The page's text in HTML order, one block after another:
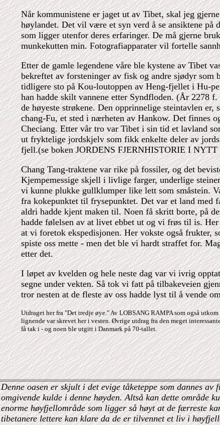
Når kommunistene er jaget ut av Tibet, skal jeg
høylandet. Det vil være et syn verd å se ansiktene på
som ligger utenfor deres erfaringer. De må gjerne
munkekutten min. Fotografiapparater vil fortelle
Etter de gamle legendene våre ble kystene av Tibet
bekreftet av forsteninger av fisk og andre sjødyr
tidligere sto på Kou-loutoppen av Heng-fjellet i Hu-
han hadde skilt vannene etter Syndfloden. (År 2278
de høyeste strøkene. Den opprinnelige steintavlen
chang-Fu, et sted i nærheten av Hankow. Det finnes
Checiang. Etter vår tro var Tibet i sin tid et lavland
ut fryktelige jordskjelv som fikk enkelte deler av
fjell.(se boken JORDENS FJERNHISTORIE I NYTT
Chang Tang-traktene var rike på fossiler, og det
Kjempemessige skjell i livlige farger, underlige
vi kunne plukke gullklumper like lett som småstein.
fra kokepunktet til frysepunktet. Det var et land med
aldri hadde kjent maken til. Noen få skritt borte, på
hadde følelsen av at livet ebbet ut og vi frøs til is.
at vi foretok ekspedisjonen. Her vokste også frukter,
spiste oss mette - men det ble vi hardt straffet for.
etter det.
I løpet av kvelden og hele neste dag var vi ivrig
segne under vekten. Så tok vi fatt på tilbakeveien
tror nesten at de fleste av oss hadde lyst til å vende
Utdraget her fra "Det tredje øye." Av LOBSANG RAMPA som også
lignende var skrevet her i vesten. Øvrige utdrag fra den meget
få tak i - og noen ble utgitt i Danmark på 70-tallet.
Denne oasen er skjult i det evige tåketeppe som dannes
omgivende kulde i denne høyden. Altså kan dette område
enorme høyfjellområde som ligger så høyt at de færreste
tibetanere lettere kan klare da de er tilvennet et liv i